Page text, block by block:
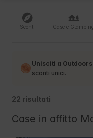
Sconti Case e
Unisciti a
sconti unici.
22 risultati
Case in affitto